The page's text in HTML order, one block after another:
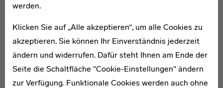
werden.
Klicken Sie auf „Alle akzeptieren“, um alle Cookies zu
akzeptieren. Sie können Ihr Einverständnis jederzeit
ändern und widerrufen. Dafür steht Ihnen am Ende der
Seite die Schaltfläche "Cookie-Einstellungen" ändern
zur Verfügung. Funktionale Cookies werden auch ohne
Elsbeth Köster